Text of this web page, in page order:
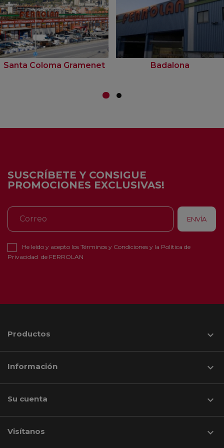
Santa Coloma Gramenet Badalona
SUSCRÍBETE Y CONSIGUE
PROMOCIONES EXCLUSIVAS!
He leído y acepto los Términos y Condiciones y la Política de
Privacidad de FERROLAN
Productos 
Información 
Su cuenta 
Visítanos keyboard_arrow_down